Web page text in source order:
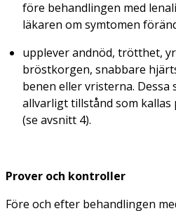
före behandlingen med
läkaren om symtomen
upplever andnöd, trötthet,
bröstkorgen, snabbare
benen eller vristerna. Dessa
allvarligt tillstånd som
(se avsnitt 4).
Prover och kontroller
Före och efter behandlingen